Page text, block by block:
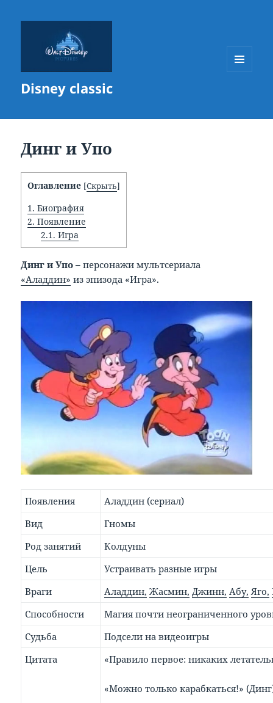
Disney classic
Динг и Упо
Оглавление [Скрыть]
1. Биография
2. Появление
2.1. Игра
Динг и Упо –персонажи мультсериала
«Аладдин» из эпизода «Игра».
Появления
Аладдин (сериал)
Вид
Гномы
Род занятий
Колдуны
Цель
Устраивать разные игры
Враги
Аладдин, Жасмин, Джинн, Абу, Яго,
Способности
Магия почти неограниченного
Судьба
Подсели на видеоигры
Цитата
«Правило первое: никаких
«Можно только карабкаться!»